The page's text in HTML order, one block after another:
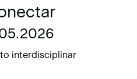
interdisciplinar